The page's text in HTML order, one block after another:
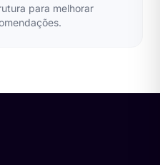
para melhorar